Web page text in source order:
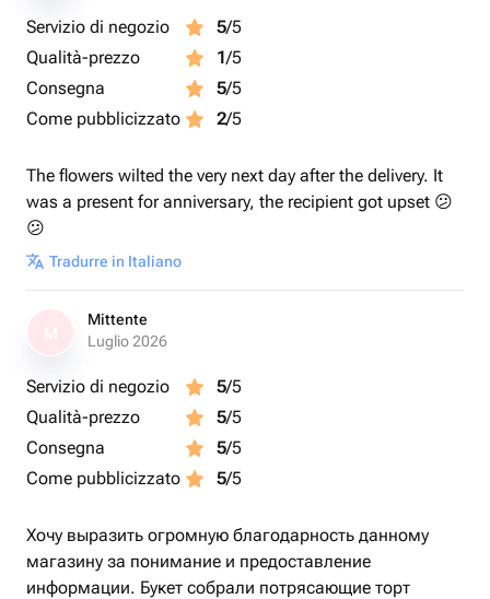
Servizio di negozio 5/5
Qualità-prezzo
1/5
Consegna
5/5
Come pubblicizzato
2/5
The flowers wilted the very next day after the delivery. It
was a present for anniversary, the recipient got upset 😕
😕
Tradurre in Italiano
Mittente
Luglio 2026
Servizio di negozio 5/5
Qualità-prezzo
5/5
Consegna
5/5
Come pubblicizzato
5/5
Хочу выразить огромную благодарность данному
магазину за понимание и предоставление
информации. Букет собрали потрясающие торт